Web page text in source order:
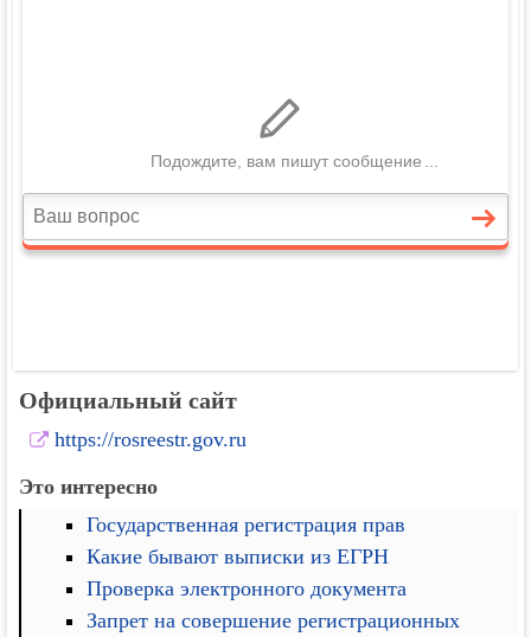
Официальный сайт
https://rosreestr.gov.ru
Это интересно
Государственная регистрация прав
Какие бывают выписки из ЕГРН
Проверка электронного документа
Запрет на совершение регистрационных